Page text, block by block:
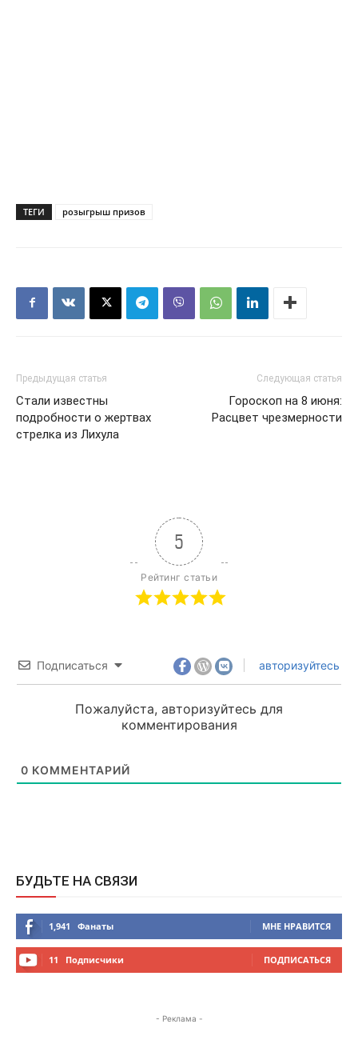
ТЕГИ розыгрыш призов
Предыдущая статья
Стали известны
подробности о жертвах
стрелка из Лихула
Следующая статья
Гороскоп на 8 июня:
Расцвет чрезмерности
5
Рейтинг статьи
Подписаться авторизуйтесь
Пожалуйста, авторизуйтесь для
комментирования
0 КОММЕНТАРИЙ
БУДЬТЕ НА СВЯЗИ
1,941 Фанаты МНЕ НРАВИТСЯ
11 Подписчики ПОДПИСАТЬСЯ
- Реклама -